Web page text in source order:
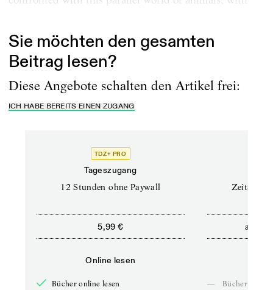
Sie möchten den gesamten
Beitrag lesen?
Diese Angebote schalten den Artikel frei:
ICH HABE BEREITS EINEN ZUGANG
TDZ+ PRO
Tageszugang
12 Stunden ohne Paywall
5,99 €
Online lesen
Bücher online lesen
ab
—
Bücher online